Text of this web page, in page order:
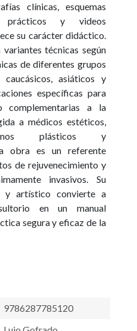
clínicas, esquemas
prácticos y videos
su carácter didáctico.
técnicas según
de diferentes grupos
asiáticos y
específicas para
complementarias a la
a médicos estéticos,
plásticos y
obra es un referente
de rejuvenecimiento y
invasivos. Su
y artístico convierte a
en un manual
segura y eficaz de la
9786287785120